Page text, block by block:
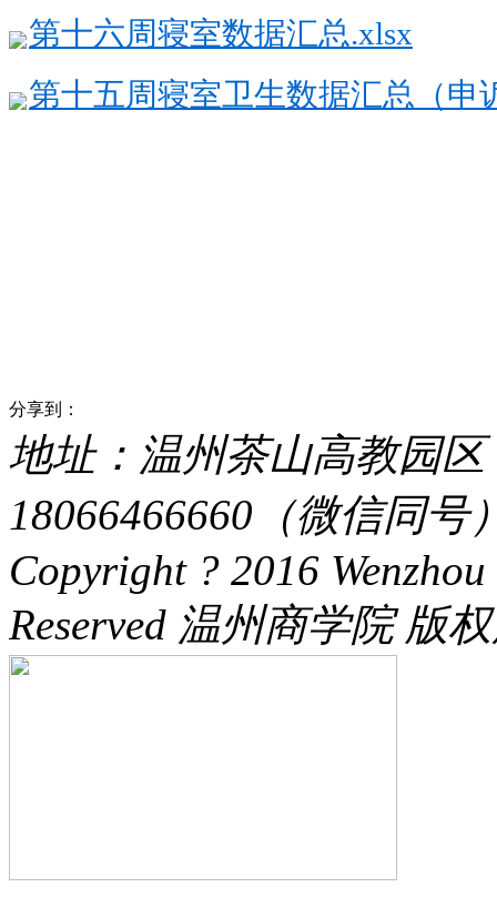
第十六周寝室数据汇总.xlsx
第十五周寝室卫生数据汇总（申
分享到：
地址：温州茶山高教园区
18066466660（微信同号
Copyright ? 2016
Reserved 温州商学院 版